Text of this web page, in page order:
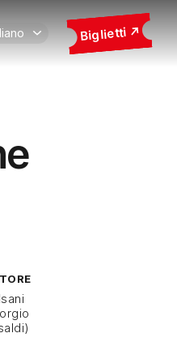
Biglietti